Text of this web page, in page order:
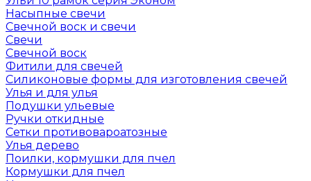
Насыпные свечи
Свечной воск и свечи
Свечи
Свечной воск
Фитили для свечей
Силиконовые формы для изготовления свечей
Улья и для улья
Подушки ульевые
Ручки откидные
Сетки противовароатозные
Улья дерево
Поилки, кормушки для пчел
Кормушки для пчел